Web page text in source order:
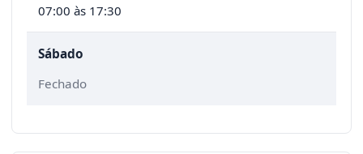
07:00 às 17:30
Sábado
Fechado